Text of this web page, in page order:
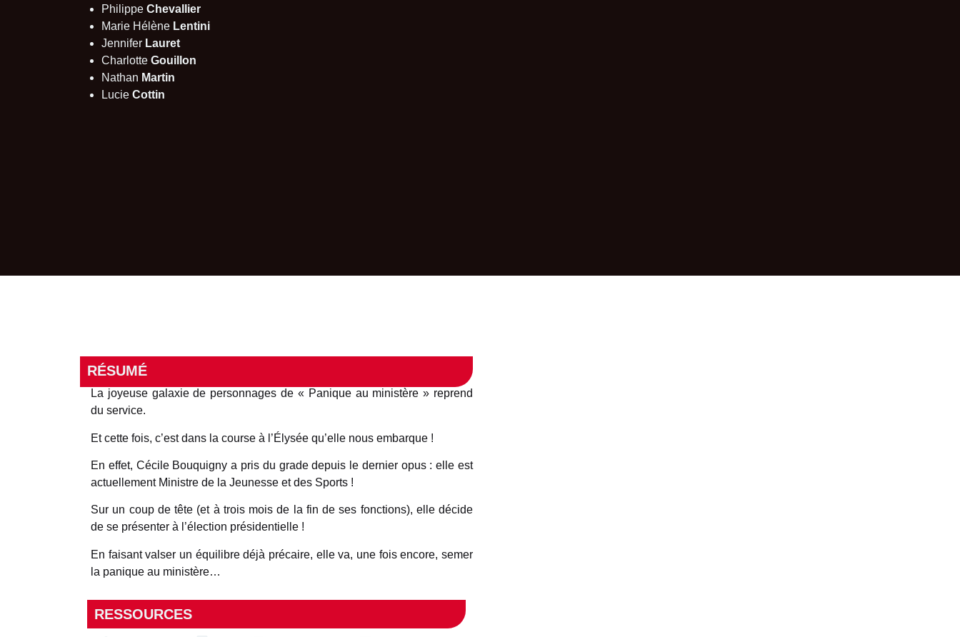
Philippe Chevallier
Marie Hélène Lentini
Jennifer Lauret
Charlotte Gouillon
Nathan Martin
Lucie Cottin
RÉSUMÉ
La joyeuse galaxie de personnages de « Panique au ministère » reprend
du service.
Et cette fois, c’est dans la course à l’Élysée qu’elle nous embarque !
En effet, Cécile Bouquigny a pris du grade depuis le dernier opus : elle est
actuellement Ministre de la Jeunesse et des Sports !
Sur un coup de tête (et à trois mois de la fin de ses fonctions), elle décide
de se présenter à l’élection présidentielle !
En faisant valser un équilibre déjà précaire, elle va, une fois encore, semer
la panique au ministère…
RESSOURCES